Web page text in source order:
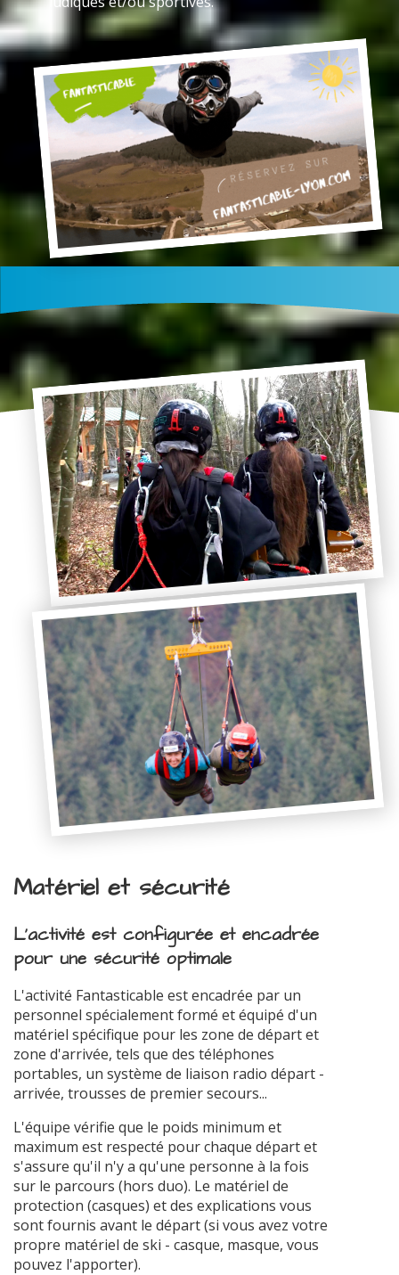
Matériel et sécurité
L'activité est configurée et encadrée
pour une sécurité optimale
L'activité Fantasticable est encadrée par un
personnel spécialement formé et équipé d'un
matériel spécifique pour les zone de départ et
zone d'arrivée, tels que des téléphones
portables, un système de liaison radio départ -
arrivée, trousses de premier secours...
L'équipe vérifie que le poids minimum et
maximum est respecté pour chaque départ et
s'assure qu'il n'y a qu'une personne à la fois
sur le parcours (hors duo). Le matériel de
protection (casques) et des explications vous
sont fournis avant le départ (si vous avez votre
propre matériel de ski - casque, masque, vous
pouvez l'apporter).